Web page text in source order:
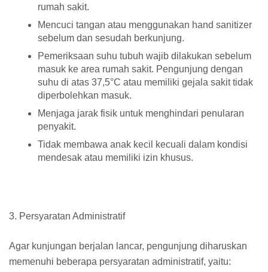
rumah sakit.
Mencuci tangan atau menggunakan hand sanitizer
sebelum dan sesudah berkunjung.
Pemeriksaan suhu tubuh wajib dilakukan sebelum
masuk ke area rumah sakit. Pengunjung dengan
suhu di atas 37,5°C atau memiliki gejala sakit tidak
diperbolehkan masuk.
Menjaga jarak fisik untuk menghindari penularan
penyakit.
Tidak membawa anak kecil kecuali dalam kondisi
mendesak atau memiliki izin khusus.
3. Persyaratan Administratif
Agar kunjungan berjalan lancar, pengunjung diharuskan
memenuhi beberapa persyaratan administratif, yaitu: